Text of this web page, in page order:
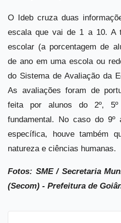
O Ideb cruza duas
escala que vai de 1 a 10. A
escolar (a porcentagem de
de ano em uma escola ou
do Sistema de Avaliação da
As avaliações foram de
feita por alunos do 2º,
fundamental. No caso do 9º
específica, houve também
natureza e ciências humanas.
Fotos: SME / Secretaria
(Secom) - Prefeitura de